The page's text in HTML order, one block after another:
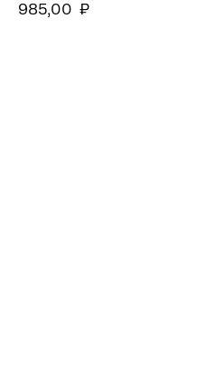
985,00 ₽